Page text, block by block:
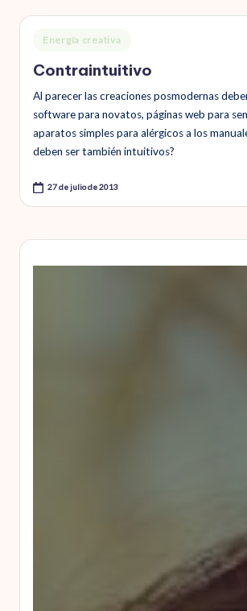
Publicado
Energía creativa
Contraintuitivo
Al parecer las creaciones posmodernas
software para novatos, páginas web para
aparatos simples para alérgicos a los
deben ser también intuitivos?
27 de julio de 2013